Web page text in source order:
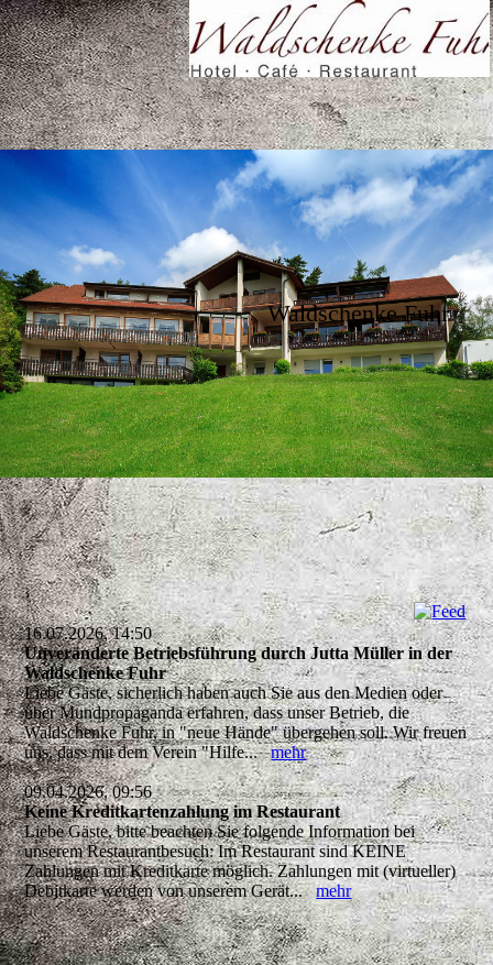
Waldschenke Fuhr
16.07.2026, 14:50
Unveränderte Betriebsführung durch Jutta Müller in der
Waldschenke Fuhr
Liebe Gäste, sicherlich haben auch Sie aus den Medien oder
über Mundpropaganda erfahren, dass unser Betrieb, die
Waldschenke Fuhr, in "neue Hände" übergehen soll. Wir freuen
uns, dass mit dem Verein "Hilfe...mehr
09.04.2026, 09:56
Keine Kreditkartenzahlung im Restaurant
Liebe Gäste, bitte beachten Sie folgende Information bei
unserem Restaurantbesuch: Im Restaurant sind KEINE
Zahlungen mit Kreditkarte möglich. Zahlungen mit (virtueller)
Debitkarte werden von unserem Gerät...mehr